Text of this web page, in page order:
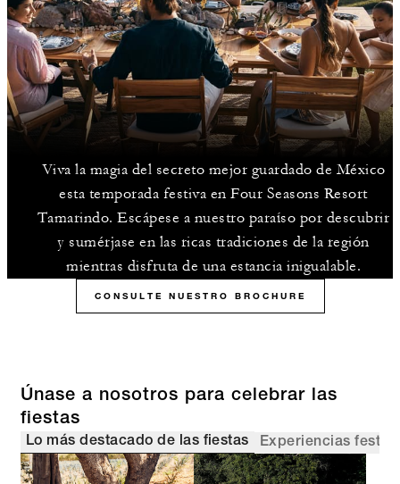
Viva la magia del secreto mejor guardado de México
esta temporada festiva en Four Seasons Resort
Tamarindo. Escápese a nuestro paraíso por descubrir
y sumérjase en las ricas tradiciones de la región
mientras disfruta de una estancia inigualable.
CONSULTE NUESTRO BROCHURE
Únase a nosotros para celebrar las
fiestas
Lo más destacado de las fiestas Experiencias